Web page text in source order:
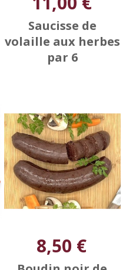
Saucisse de
volaille aux herbes
par 6
8,50 €